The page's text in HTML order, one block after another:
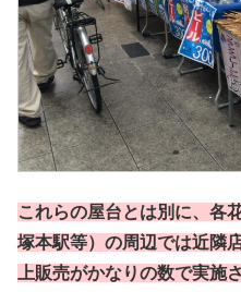
これらの屋台とは別に、各
塚本駅等）の周辺では近隣
上販売がかなりの数で実施